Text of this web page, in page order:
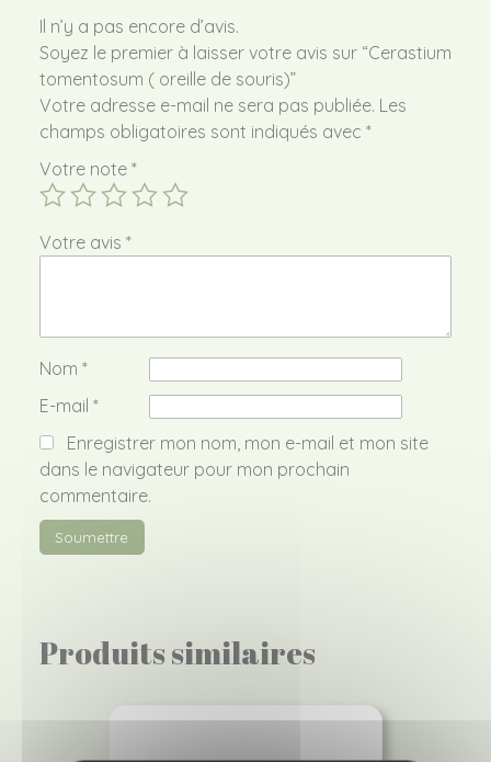
Il n’y a pas encore d’avis.
Soyez le premier à laisser votre avis sur “Cerastium
tomentosum ( oreille de souris)”
Votre adresse e-mail ne sera pas publiée. Les
champs obligatoires sont indiqués avec *
Votre note *
Votre avis *
Nom *
E-mail *
Enregistrer mon nom, mon e-mail et mon site
dans le navigateur pour mon prochain
commentaire.
Produits similaires